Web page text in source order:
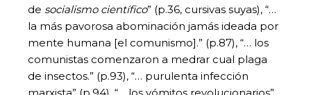
de socialismo científico” (p.36, cursivas suyas), “…
la más pavorosa abominación jamás ideada por
mente humana [el comunismo].” (p.87), “… los
comunistas comenzaron a medrar cual plaga
de insectos.” (p.93), “… purulenta infección